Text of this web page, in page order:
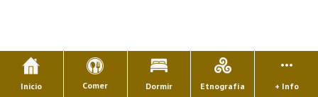
Inicio Comer Dormir Etnografía + Info